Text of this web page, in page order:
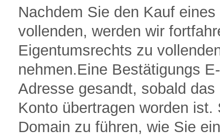
Nachdem Sie den Kauf
vollenden, werden wir
Eigentumsrechts zu
nehmen.Eine Bestätigungs
Adresse gesandt, sobald
Konto übertragen worden
Domain zu führen, wie Sie